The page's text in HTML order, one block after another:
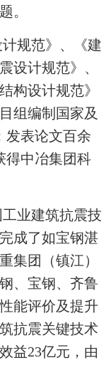
。
规范》、《建
设计规范》、
构设计规范》
组编制国家及
发表论文百余
得中冶集团科
业建筑抗震技
成了如宝钢湛
集团（镇江）
、宝钢、齐鲁
能评价及提升
抗震关键技术
益23亿元，由